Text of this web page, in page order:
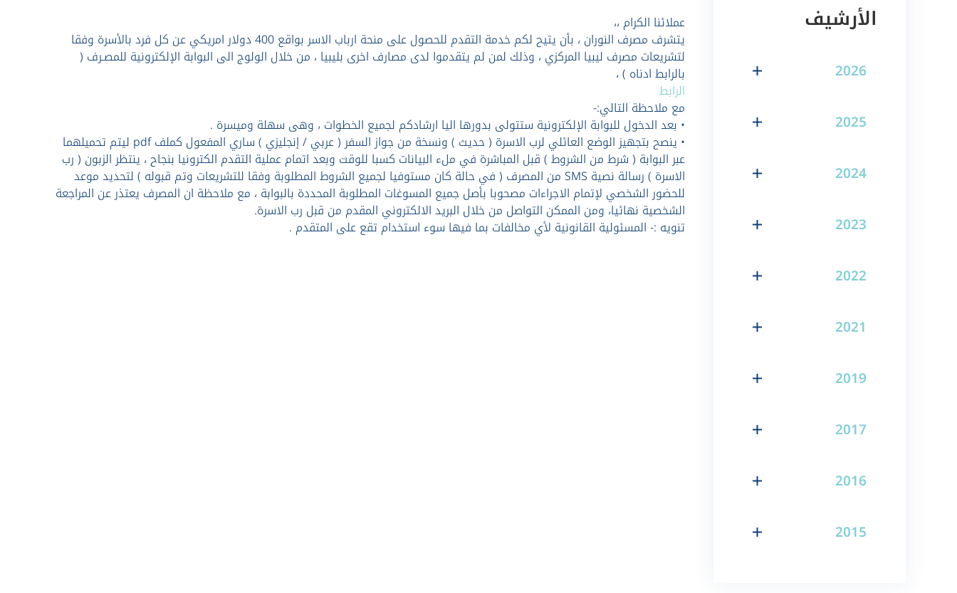
عملائنا الكرام ،،
يتشرف مصرف النوران ، بأن يتيح لكم خدمة التقدم للحصول على منحة ارباب الاسر بواقع 400 دولار امريكي عن كل فرد بالأسرة وفقا
لتشريعات مصرف ليبيا المركزي ، وذلك لمن لم يتقدموا لدى مصارف اخرى بليبيا ، من خلال الولوج الى البوابة الإلكترونية للمصـرف (
بالرابط ادناه ) ،
الرابط
مع ملاحظة التالي:-
• بعد الدخول للبوابة الإلكترونية ستتولى بدورها اليا ارشادكم لجميع الخطوات ، وهى سهلة وميسرة .
• ينصح بتجهيز الوضع العائلي لرب الاسرة ( حديث ) ونسخة من جواز السفر ( عربي / إنجليزي ) ساري المفعول كملف pdf ليتم تحميلهما
عبر البوابة ( شرط من الشروط ) قبل المباشرة في ملء البيانات كسبا للوقت وبعد اتمام عملية التقدم الكترونيا بنجاح ، ينتظر الزبون ( رب
الاسرة ) رسالة نصية SMS من المصرف ( في حالة كان مستوفيا لجميع الشروط المطلوبة وفقا للتشريعات وتم قبوله ) لتحديد موعد
للحضور الشخصي لإتمام الاجراءات مصحوبا بأصل جميع المسوغات المطلوبة المحددة بالبوابة ، مع ملاحظة ان المصرف يعتذر عن المراجعة
الشخصية نهائيا، ومن الممكن التواصل من خلال البريد الالكتروني المقدم من قبل رب الاسرة.
تنويه :- المسئولية القانونية لأي مخالفات بما فيها سوء استخدام تقع على المتقدم .
الأرشيف
2026
2025
2024
2023
2022
2021
2019
2017
2016
2015